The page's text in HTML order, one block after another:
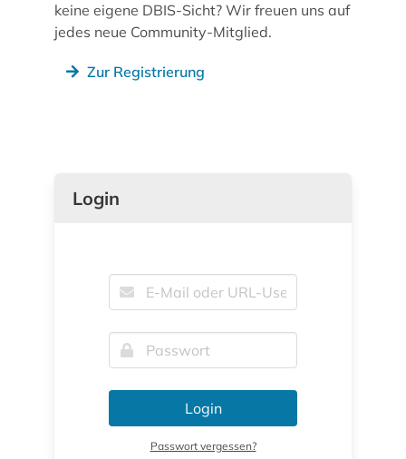
keine eigene DBIS-Sicht? Wir freuen uns auf
jedes neue Community-Mitglied.
Zur Registrierung
Login
Login
Passwort vergessen?